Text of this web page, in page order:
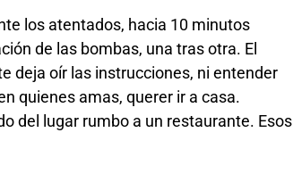
los atentados, hacia 10 minutos
de las bombas, una tras otra. El
deja oír las instrucciones, ni entender
quienes amas, querer ir a casa.
del lugar rumbo a un restaurante. Esos